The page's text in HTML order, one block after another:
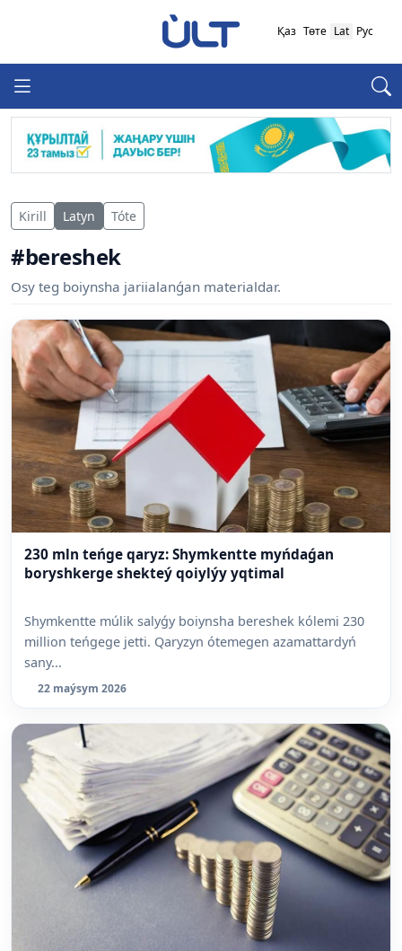
Қаз Төте Lat Рус
Kirill Latyn Tóte
#bereshek
Osy teg boiynsha jariialanǵan materialdar.
230 mln teńge qaryz: Shymkentte myńdaǵan
boryshkerge shekteý qoiylýy yqtimal
Shymkentte múlik salyǵy boiynsha bereshek kólemi 230
million teńgege jetti. Qaryzyn ótemegen azamattardyń
sany...
22 maýsym 2026